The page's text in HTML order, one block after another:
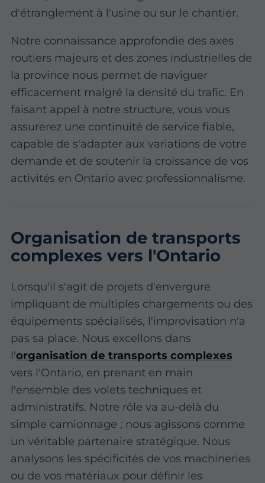
d'étranglement à l'usine ou sur le chantier.
Notre connaissance approfondie des axes
routiers majeurs et des zones industrielles de
la province nous permet de naviguer
efficacement malgré la densité du trafic. En
faisant appel à notre structure, vous vous
assurerez une continuité de service fiable,
capable de s'adapter aux variations de votre
demande et de soutenir la croissance de vos
activités en Ontario avec professionnalisme.
Organisation de transports
complexes vers l'Ontario
Lorsqu'il s'agit de projets d'envergure
impliquant de multiples chargements ou des
équipements spécialisés, l'improvisation n'a
pas sa place. Nous excellons dans
l'organisation de transports complexes
vers l'Ontario, en prenant en main
l'ensemble des volets techniques et
administratifs. Notre rôle va au-delà du
simple camionnage ; nous agissons comme
un véritable partenaire stratégique. Nous
analysons les spécificités de vos machineries
ou de vos matériaux pour définir les